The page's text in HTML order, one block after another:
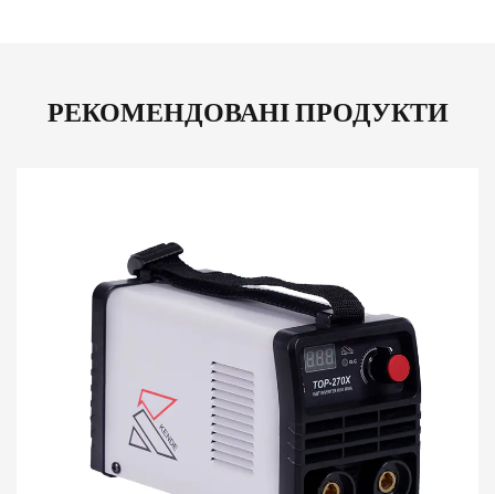
РЕКОМЕНДОВАНІ ПРОДУКТИ